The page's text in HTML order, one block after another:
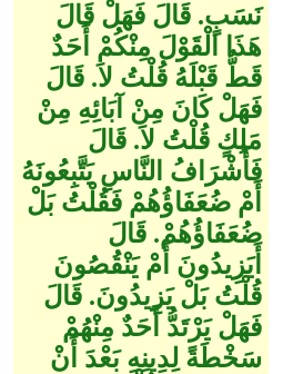
نَسَبٍ‏.‏ قَالَ فَهَلْ قَالَ
هَذَا الْقَوْلَ مِنْكُمْ أَحَدٌ
قَطُّ قَبْلَهُ قُلْتُ لاَ‏.‏ قَالَ
فَهَلْ كَانَ مِنْ آبَائِهِ مِنْ
مَلِكٍ قُلْتُ لاَ‏.‏ قَالَ
فَأَشْرَافُ النَّاسِ يَتَّبِعُونَهُ
أَمْ ضُعَفَاؤُهُمْ فَقُلْتُ بَلْ
ضُعَفَاؤُهُمْ‏.‏ قَالَ
أَيَزِيدُونَ أَمْ يَنْقُصُونَ
قُلْتُ بَلْ يَزِيدُونَ‏.‏ قَالَ
فَهَلْ يَرْتَدُّ أَحَدٌ مِنْهُمْ
سَخْطَةً لِدِينِهِ بَعْدَ أَنْ